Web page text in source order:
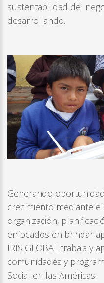
sustentabilidad del
desarrollando.
Generando
crecimiento mediante
organización,
enfocados en brindar
IRIS GLOBAL trabaja y
comunidades y
Social en las Américas.
Forgot
Forgot
your